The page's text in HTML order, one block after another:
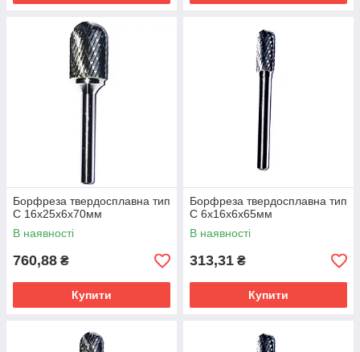
кольоровими металами і пластмасою.
Борфреза твердосплавна тип
C 16х25х6х70мм
В наявності
760,88 ₴
Купити
Борфреза твердосплавна тип
C 6х16х6х65мм
В наявності
313,31 ₴
Купити